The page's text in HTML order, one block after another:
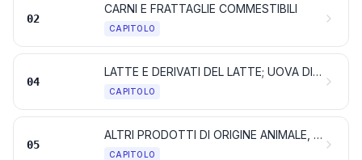
02
CARNI E FRATTAGLIE COMMESTIBILI
CAPITOLO
04
LATTE E DERIVATI DEL LATTE; UOVA DI VOLATILI; MIELE NATURALE; PRODOTTI COMMESTIBILI DI ORIGINE ANIMALE, NON NOMINATI NÉ COMPRESI ALTROVE
CAPITOLO
05
ALTRI PRODOTTI DI ORIGINE ANIMALE, NON NOMINATI NÉ COMPRESI ALTROVE
CAPITOLO